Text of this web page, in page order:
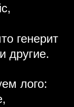
генерит
другие.
лого: